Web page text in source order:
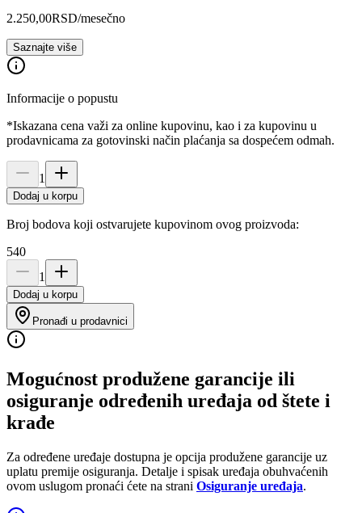
2.250,00RSD/mesečno
Saznajte više
Informacije o popustu
*Iskazana cena važi za online kupovinu, kao i za kupovinu u
prodavnicama za gotovinski način plaćanja sa dospećem odmah.
1
Dodaj u korpu
Broj bodova koji ostvarujete kupovinom ovog proizvoda:
540
1
Dodaj u korpu
Pronađi u prodavnici
Mogućnost produžene garancije ili
osiguranje određenih uređaja od štete i
krađe
Za određene uređaje dostupna je opcija produžene garancije uz
uplatu premije osiguranja. Detalje i spisak uređaja obuhvaćenih
ovom uslugom pronaći ćete na strani Osiguranje uređaja.